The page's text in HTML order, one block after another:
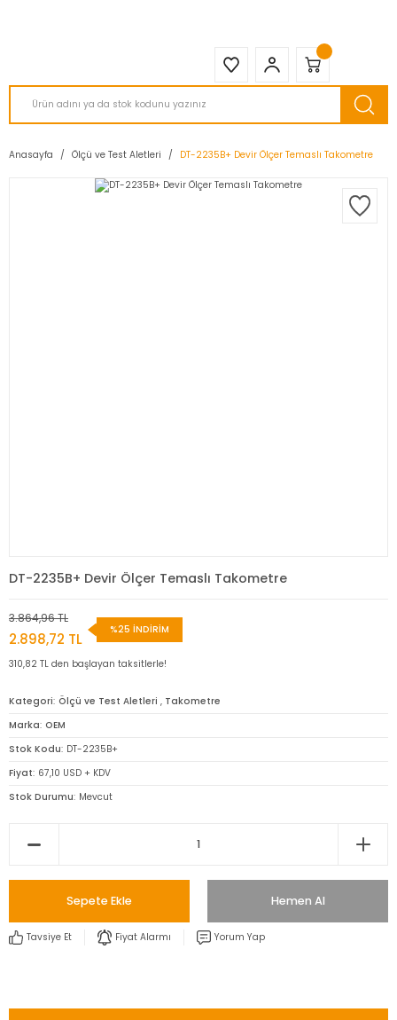
Anasayfa Ölçü ve Test Aletleri DT-2235B+ Devir Ölçer Temaslı Takometre
DT-2235B+ Devir Ölçer Temaslı Takometre
3.864,96 TL
2.898,72 TL
%25 İNDİRİM
310,82 TL den başlayan taksitlerle!
Kategori Ölçü ve Test Aletleri , Takometre
Marka OEM
Stok Kodu DT-2235B+
Fiyat 67,10 USD + KDV
Stok Durumu Mevcut
Sepete Ekle Hemen Al
Tavsiye Et Fiyat Alarmı Yorum Yap